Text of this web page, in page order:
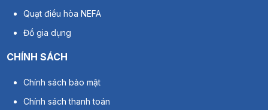
Quạt điều hòa NEFA
Đồ gia dụng
CHÍNH SÁCH
Chính sách bảo mật
Chính sách thanh toán